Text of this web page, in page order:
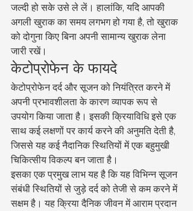
जल्दी हो सके उसे ले लें। हालांकि, यदि आपकी
अगली खुराक का समय लगभग हो गया है, तो खुराक
को दोगुना किए बिना अपनी सामान्य खुराक लेना
जारी रखें।
केटोप्रोफेन के फायदे
केटोप्रोफेन दर्द और सूजन को नियंत्रित करने में
अपनी प्रभावशीलता के कारण व्यापक रूप से
उपयोग किया जाता है। इसकी क्रियाविधि इसे एक
साथ कई लक्षणों पर कार्य करने की अनुमति देती है,
जिससे यह कई नैदानिक स्थितियों में एक बहुमुखी
चिकित्सीय विकल्प बन जाता है।
इसका एक प्रमुख लाभ यह है कि यह विभिन्न सूजन
संबंधी स्थितियों से जुड़े दर्द को तेजी से कम करने में
सक्षम है। यह क्रिया दैनिक जीवन में आराम प्रदान